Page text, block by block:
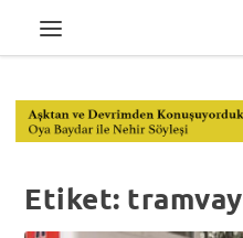
Etiket: tramvay